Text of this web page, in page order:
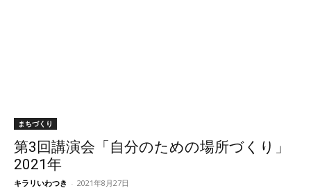
まちづくり
第3回講演会「自分のための場所づくり」
2021年
キラリいわつき - 2021年8月27日